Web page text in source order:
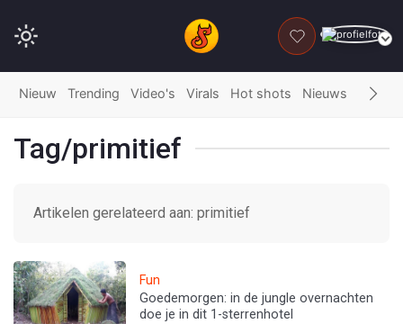
DONEER
Nieuw Trending Video's Virals Hot shots Nieuws Fails
Tag/primitief
Artikelen gerelateerd aan: primitief
Fun
Goedemorgen: in de jungle overnachten
doe je in dit 1-sterrenhotel